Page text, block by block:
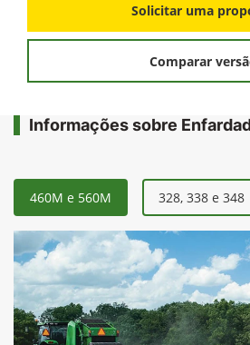
Solicitar uma
Comparar
Informações sobre
460M e 560M 328, 338 e 348